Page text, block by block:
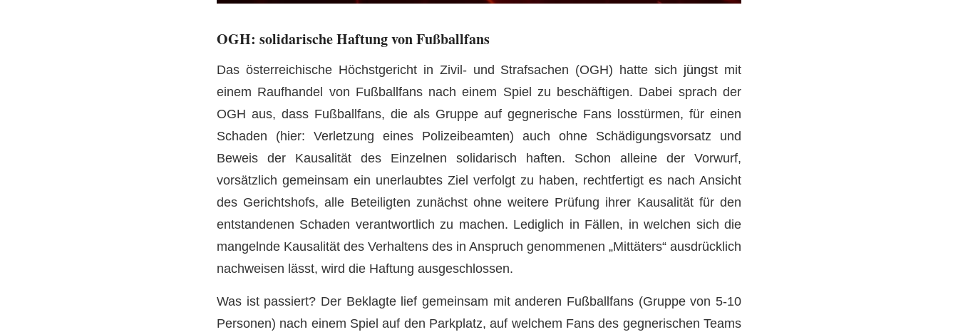
OGH: solidarische Haftung von Fußballfans
Das österreichische Höchstgericht in Zivil- und Strafsachen (OGH) hatte sich jüngst mit
einem Raufhandel von Fußballfans nach einem Spiel zu beschäftigen. Dabei sprach der
OGH aus, dass Fußballfans, die als Gruppe auf gegnerische Fans losstürmen, für einen
Schaden (hier: Verletzung eines Polizeibeamten) auch ohne Schädigungsvorsatz und
Beweis der Kausalität des Einzelnen solidarisch haften. Schon alleine der Vorwurf,
vorsätzlich gemeinsam ein unerlaubtes Ziel verfolgt zu haben, rechtfertigt es nach Ansicht
des Gerichtshofs, alle Beteiligten zunächst ohne weitere Prüfung ihrer Kausalität für den
entstandenen Schaden verantwortlich zu machen. Lediglich in Fällen, in welchen sich die
mangelnde Kausalität des Verhaltens des in Anspruch genommenen „Mittäters“ ausdrücklich
nachweisen lässt, wird die Haftung ausgeschlossen.
Was ist passiert? Der Beklagte lief gemeinsam mit anderen Fußballfans (Gruppe von 5-10
Personen) nach einem Spiel auf den Parkplatz, auf welchem Fans des gegnerischen Teams